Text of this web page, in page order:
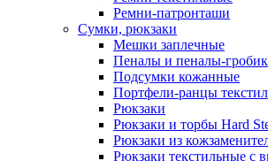
Ремни-патронташи
Сумки, рюкзаки
Мешки заплечные
Пеналы и пеналы-
Подсумки кожанные
Портфели-ранцы
Рюкзаки
Рюкзаки и торбы Hard
Рюкзаки из
Рюкзаки текстильные с